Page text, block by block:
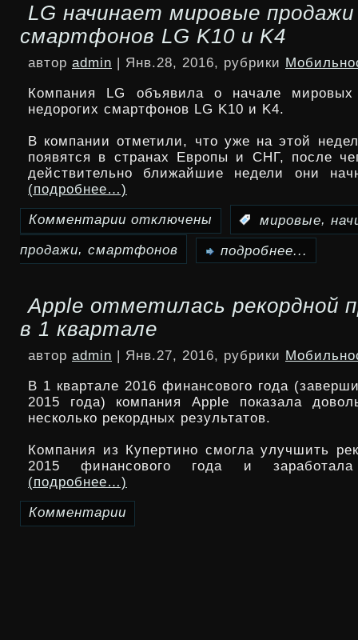
анонсировала
трио
бюджетных
чипсетов
поддержкой
LG начинает мировые продажи
смартфонов LG K10 и K4
автор admin | Янв.28, 2016, рубрики
Компания LG объявила о начале
недорогих смартфонов LG K10 и K4.
В компании отметили, что уже на этой
появятся в странах Европы и СНГ, после
действительно ближайшие недели они
(подробнее…)
Комментарии
записи
начинает
мировые
продажи
смартфонов
LG
K10
отключены мировые,
продажи, смартфонов подробнее...
Apple отметилась рекордной
в 1 квартале
автор admin | Янв.27, 2016, рубрики
В 1 квартале 2016 финансового года
2015 года) компания Apple показала
несколько рекордных результатов.
Компания из Купертино смогла улучшить
2015 финансового года и
(подробнее…)
Комментарии